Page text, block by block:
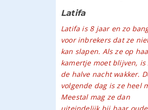
Latifa
Latifa is 8 jaar en zo
voor inbrekers dat ze
kan slapen. Als ze op
kamertje moet blijven, is
de halve nacht wakker.
volgende dag is ze heel
Meestal mag ze dan